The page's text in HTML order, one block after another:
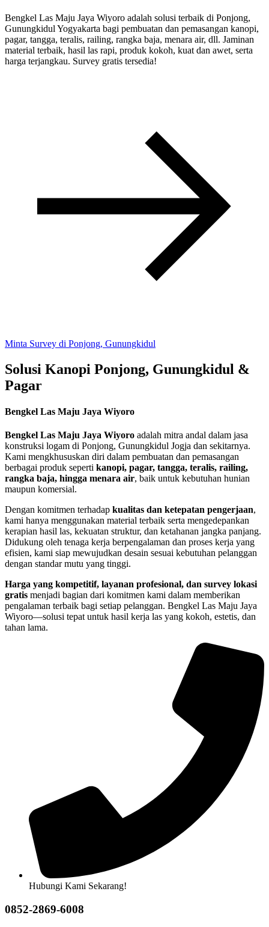
Bengkel Las Maju Jaya Wiyoro adalah solusi terbaik di Ponjong,
Gunungkidul Yogyakarta bagi pembuatan dan pemasangan kanopi,
pagar, tangga, teralis, railing, rangka baja, menara air, dll. Jaminan
material terbaik, hasil las rapi, produk kokoh, kuat dan awet, serta
harga terjangkau. Survey gratis tersedia!
Minta Survey di Ponjong, Gunungkidul
Solusi Kanopi Ponjong, Gunungkidul &
Pagar
Bengkel Las Maju Jaya Wiyoro
Bengkel Las Maju Jaya Wiyoro adalah mitra andal dalam jasa
konstruksi logam di Ponjong, Gunungkidul Jogja dan sekitarnya.
Kami mengkhususkan diri dalam pembuatan dan pemasangan
berbagai produk seperti kanopi, pagar, tangga, teralis, railing,
rangka baja, hingga menara air, baik untuk kebutuhan hunian
maupun komersial.
Dengan komitmen terhadap kualitas dan ketepatan pengerjaan,
kami hanya menggunakan material terbaik serta mengedepankan
kerapian hasil las, kekuatan struktur, dan ketahanan jangka panjang.
Didukung oleh tenaga kerja berpengalaman dan proses kerja yang
efisien, kami siap mewujudkan desain sesuai kebutuhan pelanggan
dengan standar mutu yang tinggi.
Harga yang kompetitif, layanan profesional, dan survey lokasi
gratis menjadi bagian dari komitmen kami dalam memberikan
pengalaman terbaik bagi setiap pelanggan. Bengkel Las Maju Jaya
Wiyoro—solusi tepat untuk hasil kerja las yang kokoh, estetis, dan
tahan lama.
Hubungi Kami Sekarang!
0852-2869-6008